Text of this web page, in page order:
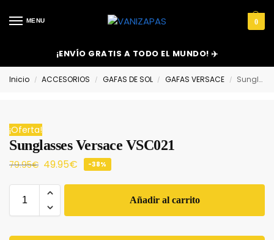
MENU 0
¡ENVÍO GRATIS A TODO EL MUNDO! ✈️
Inicio / ACCESORIOS / GAFAS DE SOL / GAFAS VERSACE / Sunglasses Versace VSC021
¡Oferta!
Sunglasses Versace VSC021
79.95€ 49.95€ -38%
Añadir al carrito